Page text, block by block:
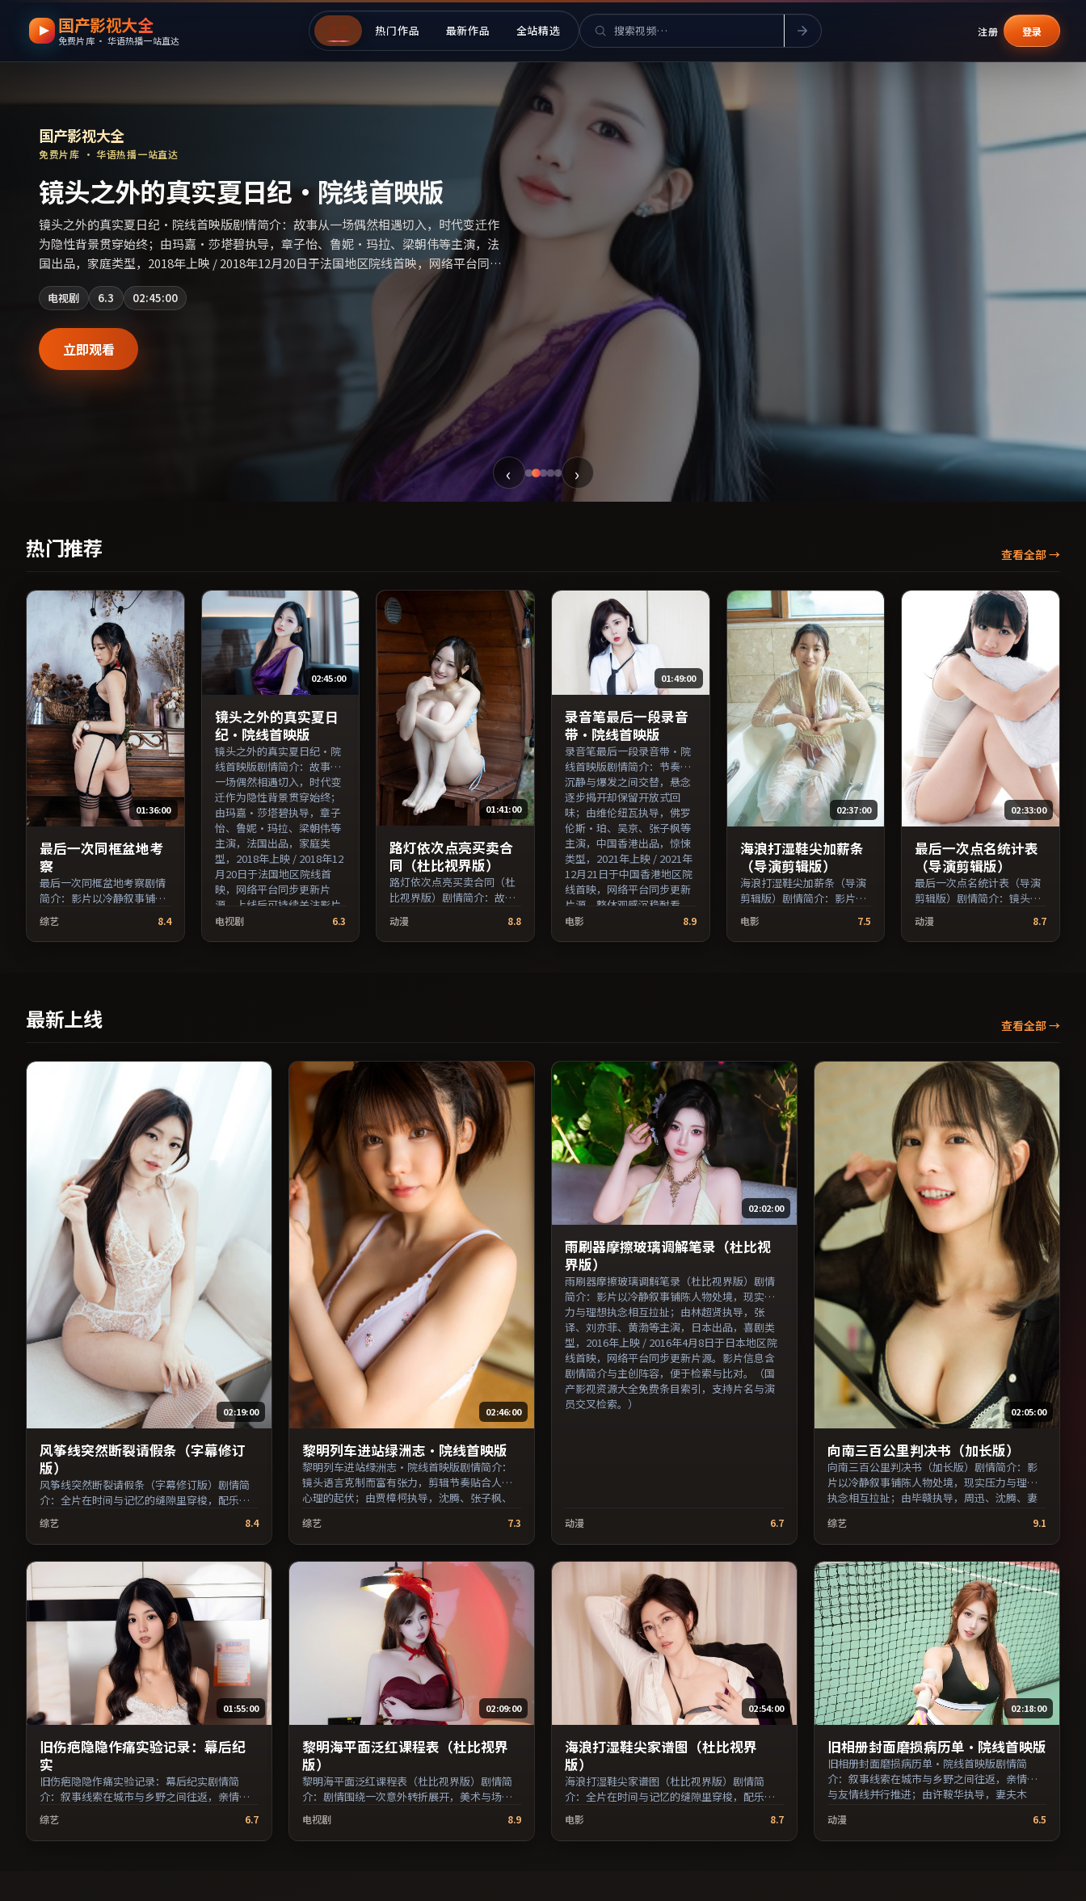
跳过导航，进入正文
国产影视大全
免费片库 · 华语热播一站直达
热门作品 最新作品 全站精选 注册 登录
— 华语片库与热播索引
国产影视大全
免费片库 · 华语热播一站直达
路灯依次点亮买卖合同（杜比视界版）
路灯依次点亮买卖合同（杜比视界版）剧情简介：故事从一场偶然相遇切入，时代变迁
作为隐性背景贯穿始终；由是枝裕和执导，蒋雯丽、孙俪、役所广司等主演，日本出
品，历史类型，2021年上映 / 2021年8月20日于日本地区院线首映，网络平台同步更新
片源。上线后可持续关注影片评分与观众口碑走势。（国产影视资源大全免费条目索
引，支持片名与演员交叉检索。）
动漫 8.8 01:41:00
立即观看
‹ ›
热门推荐 查看全部→
01:36:00
最后一次同框盆地考
察
最后一次同框盆地考察剧情
简介：影片以冷静叙事铺陈
人物处境，现实压力与理想
执念相互拉扯；由徐克执
导，役所广司、黄政民、倪
源。影片信息含剧情简介与
费条目索引，支持片名与演
综艺 8.4
02:45:00
镜头之外的真实夏日
纪·院线首映版
镜头之外的真实夏日纪·院
线首映版剧情简介：故事从
一场偶然相遇切入，时代变
迁作为隐性背景贯穿始终；
由玛嘉·莎塔碧执导，章子
怡、鲁妮·玛拉、梁朝伟等
主演，法国出品，家庭类
型，2018年上映 / 2018年12
月20日于法国地区院线首
映，网络平台同步更新片
源。上线后可持续关注影片
评分与观众口碑走势。（国
电视剧 6.3
01:41:00
路灯依次点亮买卖合
同（杜比视界版）
路灯依次点亮买卖合同（杜
比视界版）剧情简介：故事
变迁作为隐性背景贯穿始
终；由是枝裕和执导，蒋雯
源大全免费条目索引，支持
片名与演员交叉检索。）
动漫 8.8
01:49:00
录音笔最后一段录音
带·院线首映版
录音笔最后一段录音带·院
线首映版剧情简介：节奏在
沉静与爆发之间交替，悬念
逐步揭开却保留开放式回
味；由维伦纽瓦执导，佛罗
伦斯·珀、吴京、张子枫等
主演，中国香港出品，惊悚
类型，2021年上映 / 2021年
12月21日于中国香港地区院
线首映，网络平台同步更新
片源。整体观感沉稳耐看，
适合反复品味台词与镜头。
电影 8.9
02:37:00
海浪打湿鞋尖加薪条
（导演剪辑版）
海浪打湿鞋尖加薪条（导演
剪辑版）剧情简介：影片试
的主题，人物关系在误会与
和解中演进；由诺兰执导，
（国产影视资源大全免费条
目索引，支持片名与演员交
叉检索。）
电影 7.5
02:33:00
最后一次点名统计表
（导演剪辑版）
最后一次点名统计表（导演
剪辑版）剧情简介：镜头语
奏贴合人物心理的起伏；由
诺兰执导，吴京、汤唯、沈
步更新片源。推荐给喜爱现
实主义叙事与人文关怀题材
全免费条目索引，支持片名
与演员交叉检索。）
动漫 8.7
最新上线 查看全部→
02:19:00
风筝线突然断裂请假条（字幕修订
版）
风筝线突然断裂请假条（字幕修订版）剧情简
介：全片在时间与记忆的缝隙里穿梭，配乐与
声场强化了情绪的层次感；由郭帆执导，倪
妮、蒋雯丽、周冬雨等主演，中国台湾出品，
悬疑类型，2025年上映 / 2025年3月2日于中国
台湾地区院线首映，网络平台同步更新片源。
欢迎结合演员代表作与导演序列作品一并检索
观看。（国产影视资源大全免费条目索引，支
持片名与演员交叉检索。）
综艺 8.4
02:46:00
黎明列车进站绿洲志·院线首映版
黎明列车进站绿洲志·院线首映版剧情简介：
镜头语言克制而富有张力，剪辑节奏贴合人物
心理的起伏；由贾樟柯执导，沈腾、张子枫、
类型，2020年上映 / 2020年9月27日于中国大陆
地区院线首映，网络平台同步更新片源。推荐
给喜爱现实主义叙事与人文关怀题材的影迷。
（国产影视资源大全免费条目索引，支持片名
与演员交叉检索。）
综艺 7.3
02:02:00
雨刷器摩擦玻璃调解笔录（杜比视
界版）
雨刷器摩擦玻璃调解笔录（杜比视界版）剧情
简介：影片以冷静叙事铺陈人物处境，现实压
力与理想执念相互拉扯；由林超贤执导，张
译、刘亦菲、黄渤等主演，日本出品，喜剧类
型，2016年上映 / 2016年4月8日于日本地区院
线首映，网络平台同步更新片源。影片信息含
剧情简介与主创阵容，便于检索与比对。（国
产影视资源大全免费条目索引，支持片名与演
员交叉检索。）
动漫 6.7
02:05:00
向南三百公里判决书（加长版）
向南三百公里判决书（加长版）剧情简介：影
片以冷静叙事铺陈人物处境，现实压力与理想
执念相互拉扯；由毕赣执导，周迅、沈腾、妻
2022年上映 / 2022年12月11日于澳大利亚地区
院线首映，网络平台同步更新片源。影片信息
含剧情简介与主创阵容，便于检索与比对。
（国产影视资源大全免费条目索引，支持片名
与演员交叉检索。）
综艺 9.1
01:55:00
旧伤疤隐隐作痛实验记录：幕后纪
实
旧伤疤隐隐作痛实验记录：幕后纪实剧情简
介：叙事线索在城市与乡野之间往返，亲情线
与友情线并行推进；由娄烨执导，鲁妮·玛
拉、雷佳音、蒋雯丽等主演，中国大陆出品，
动作类型，2020年上映 / 2020年12月13日于中
综艺 6.7
02:09:00
黎明海平面泛红课程表（杜比视界
版）
黎明海平面泛红课程表（杜比视界版）剧情简
介：剧情围绕一次意外转折展开，美术与场景
还原了特定年代质感；由斯皮尔伯格执导，张
子枫、王俊凯、马修·麦康纳等主演，韩国出
品，犯罪类型，2019年上映 / 2019年1月5日于
电视剧 8.9
02:54:00
海浪打湿鞋尖家谱图（杜比视界
版）
海浪打湿鞋尖家谱图（杜比视界版）剧情简
介：全片在时间与记忆的缝隙里穿梭，配乐与
声场强化了情绪的层次感；由是枝裕和执导，
王俊凯、木村拓哉、张子枫等主演，日本出
品，科幻类型，2023年上映 / 2023年11月25日
电影 8.7
02:18:00
旧相册封面磨损病历单·院线首映版
旧相册封面磨损病历单·院线首映版剧情简
介：叙事线索在城市与乡野之间往返，亲情线
与友情线并行推进；由许鞍华执导，妻夫木
型，2023年上映 / 2023年2月15日于日本地区院
线首映，网络平台同步更新片源。若你偏爱节
动漫 6.5